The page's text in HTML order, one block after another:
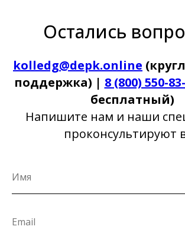
Остались
kolledg@depk.online
поддержка) | 8 (800) 550-
бесплатный)
Напишите нам и наши
проконсультируют